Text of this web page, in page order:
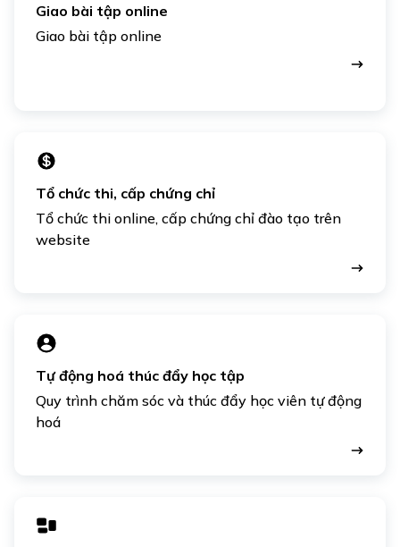
Giao bài tập online
Giao bài tập online
Tổ chức thi, cấp chứng chỉ
Tổ chức thi online, cấp chứng chỉ đào tạo trên
website
Tự động hoá thúc đẩy học tập
Quy trình chăm sóc và thúc đẩy học viên tự động
hoá